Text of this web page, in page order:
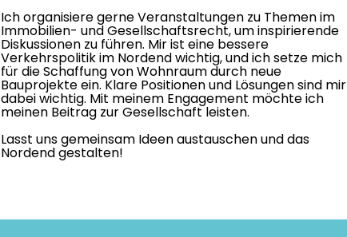
Ich organisiere gerne Veranstaltungen zu Themen im
Immobilien- und Gesellschaftsrecht, um inspirierende
Diskussionen zu führen. Mir ist eine bessere
Verkehrspolitik im Nordend wichtig, und ich setze mich
für die Schaffung von Wohnraum durch neue
Bauprojekte ein. Klare Positionen und Lösungen sind mir
dabei wichtig. Mit meinem Engagement möchte ich
meinen Beitrag zur Gesellschaft leisten.
Lasst uns gemeinsam Ideen austauschen und das
Nordend gestalten!